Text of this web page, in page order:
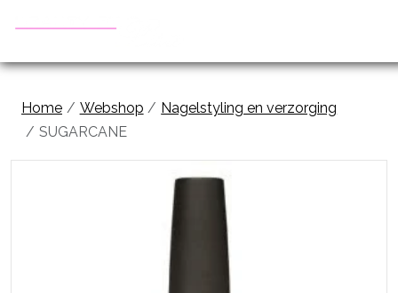
Home Webshop
Nagelstyling en verzorging
SUGARCANE